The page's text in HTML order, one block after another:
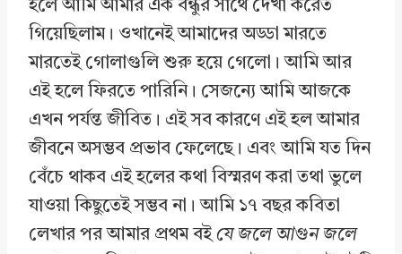
হলে আমি আমার এক বন্ধুর সাথে দেখা করেত
গিয়েছিলাম। ওখানেই আমাদের অড্ডা মারতে
মারতেই গোলাগুলি শুরু হয়ে গেলো। আমি আর
এই হলে ফিরতে পারিনি। সেজন্যে আমি আজকে
এখন পর্যন্ত জীবিত। এই সব কারণে এই হল আমার
জীবনে অসম্ভব প্রভাব ফেলেছে। এবং আমি যত দিন
বেঁচে থাকব এই হলের কথা বিস্মরণ করা তথা ভুলে
যাওয়া কিছুতেই সম্ভব না। আমি ১৭ বছর কবিতা
লেখার পর আমার প্রথম বই যে জলে আগুন জলে